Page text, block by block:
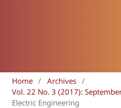
Home / Archives /
Vol. 22 No. 3 (2017):
Electric Engineering